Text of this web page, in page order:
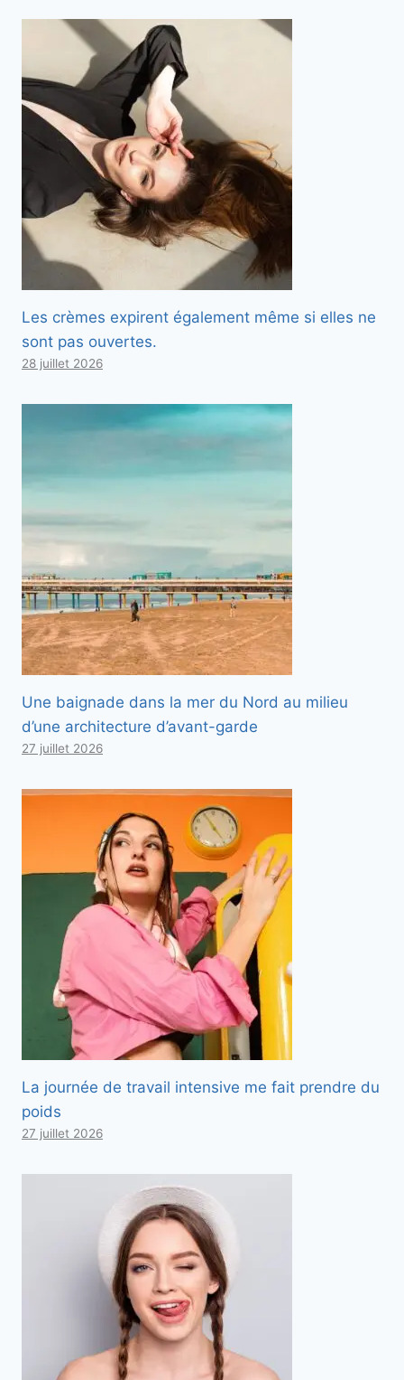
Les crèmes expirent également même si elles ne
sont pas ouvertes.
28 juillet 2026
Une baignade dans la mer du Nord au milieu
d’une architecture d’avant-garde
27 juillet 2026
La journée de travail intensive me fait prendre du
poids
27 juillet 2026